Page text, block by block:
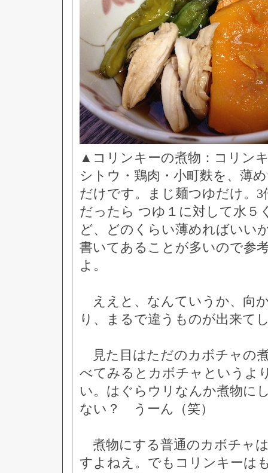
▲コリンキーの煮物：コリン
シトウ・鶏肉・小町麩を、薄
だけです。まじ麺つゆだけ。3
だったら つゆ１に対して水５
ど、どのくらい薄めればいい
書いてあることが多いので参
よ。
ええと、なんていうか、向
り、まるで違うものが出来て
見た目はただのカボチャの
べてみるとカボチャというよ
い。はぐらウリなんか煮物に
ない？ うーん（笑）
煮物にする普通のカボチャ
すよねえ。でもコリンキーは